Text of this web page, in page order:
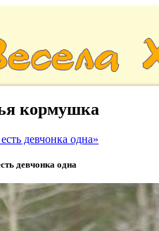
кормушка
девчонка одна»
девчонка одна